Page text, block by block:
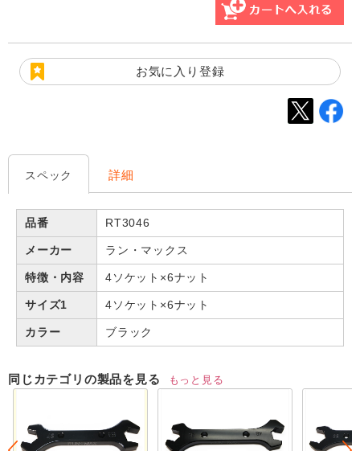
お気に入り登録
スペック 詳細
品番 RT3046
メーカー ラン・マックス
特徴・内容 4ソケット×6ナット
サイズ1 4ソケット×6ナット
カラー ブラック
同じカテゴリの製品を見る もっと見る